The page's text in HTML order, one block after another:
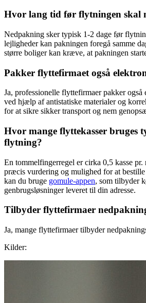
Hvor lang tid før flytningen skal
Nedpakning sker typisk 1-2 dage før
lejligheder kan pakningen foregå samme
større boliger kan kræve, at pakningen
Pakker flyttefirmaet også
Ja, professionelle flyttefirmaer pakker
ved hjælp af antistatiske materialer og
for at sikre sikker transport og nem
Hvor mange flyttekasser bruges
flytning?
En tommelfingerregel er cirka 0,5 kasse pr.
præcis vurdering og mulighed for at
kan du bruge gomule-appen, som tilbyder
genbrugsløsninger leveret til din adresse.
Tilbyder flyttefirmaer
Ja, mange flyttefirmaer tilbyder
Kilder: